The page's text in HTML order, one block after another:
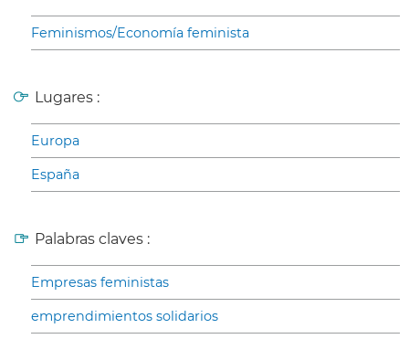
Feminismos/Economía feminista
Lugares :
Europa
España
Palabras claves :
Empresas feministas
emprendimientos solidarios